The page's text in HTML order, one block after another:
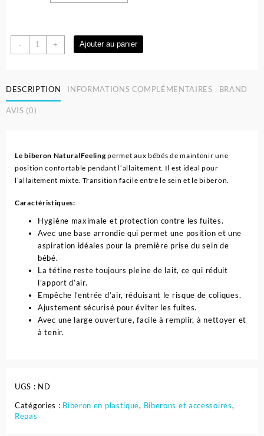
-
quantité
de
en
plastique
–
–
Chicco
+ Ajouter au panier
DESCRIPTION INFORMATIONS COMPLÉMENTAIRES BRAND
AVIS (0)
Le biberon NaturalFeeling permet aux bébés de maintenir une
position confortable pendant l’allaitement. Il est idéal pour
l’allaitement mixte. Transition facile entre le sein et le biberon.
Caractéristiques:
Hygiène maximale et protection contre les fuites.
Avec une base arrondie qui permet une position et une
aspiration idéales pour la première prise du sein de
bébé.
La tétine reste toujours pleine de lait, ce qui réduit
l’apport d’air.
Empêche l’entrée d’air, réduisant le risque de coliques.
Ajustement sécurisé pour éviter les fuites.
Avec une large ouverture, facile à remplir, à nettoyer et
à tenir.
UGS : ND
Catégories : Biberon en plastique, Biberons et accessoires,
Repas